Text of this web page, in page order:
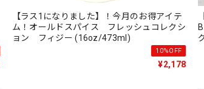
【ラス1になりました】！今月のお得アイテ
ム！オールドスパイス フレッシュコレクシ
ョン フィジー (16oz/473ml)
10%OFF
¥2,178